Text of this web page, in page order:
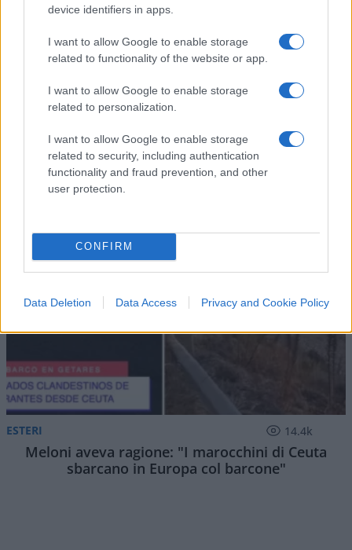
device identifiers in apps.
I want to allow Google to enable storage
related to functionality of the website or app.
I want to allow Google to enable storage
related to personalization.
I want to allow Google to enable storage
related to security, including authentication
functionality and fraud prevention, and other
user protection.
CONFIRM
Data Deletion Data Access Privacy and Cookie Policy
IL PIÙ LETTO DEL MESE
ESTERI 14.4k
Meloni aveva ragione: "I marocchini di Ceuta
sbarcano in Europa col barcone"